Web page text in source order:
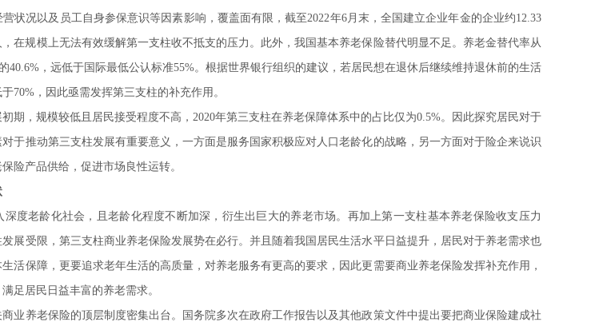
状况以及员工自身参保意识等因素影响，覆盖面有限，截至2022年6月末，全国建立企业年金的企业约12.33
在规模上无法有效缓解第一支柱收不抵支的压力。此外，我国基本养老保险替代明显不足。养老金替代率从
40.6%，远低于国际最低公认标准55%。根据世界银行组织的建议，若居民想在退休后继续维持退休前的生活
70%，因此亟需发挥第三支柱的补充作用。
期，规模较低且居民接受程度不高，2020年第三支柱在养老保障体系中的占比仅为0.5%。因此探究居民对于
于推动第三支柱发展有重要意义，一方面是服务国家积极应对人口老龄化的战略，另一方面对于险企来说识
险产品供给，促进市场良性运转。
深度老龄化社会，且老龄化程度不断加深，衍生出巨大的养老市场。再加上第一支柱基本养老保险收支压力
展受限，第三支柱商业养老保险发展势在必行。并且随着我国居民生活水平日益提升，居民对于养老需求也
活保障，更要追求老年生活的高质量，对养老服务有更高的要求，因此更需要商业养老保险发挥补充作用，
足居民日益丰富的养老需求。
业养老保险的顶层制度密集出台。国务院多次在政府工作报告以及其他政策文件中提出要把商业保险建成社